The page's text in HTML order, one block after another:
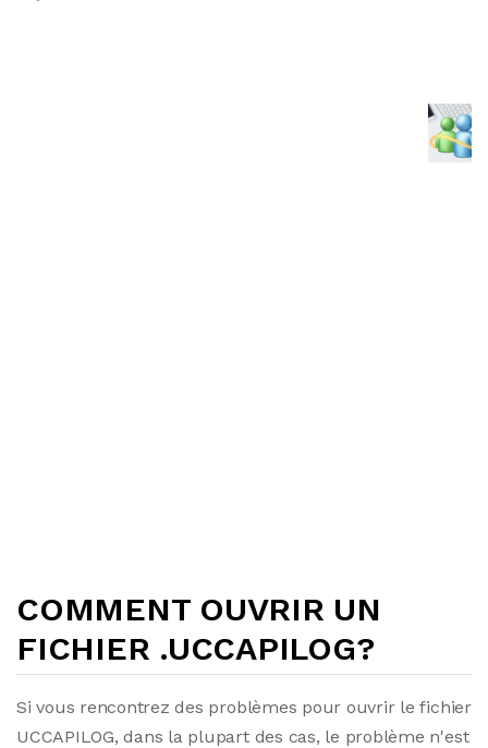
COMMENT OUVRIR UN
FICHIER .UCCAPILOG?
Si vous rencontrez des problèmes pour ouvrir le fichier
UCCAPILOG, dans la plupart des cas, le problème n'est